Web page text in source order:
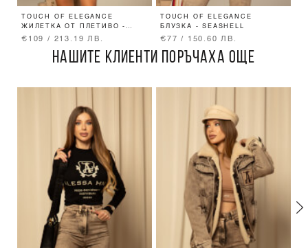
TOUCH OF ELEGANCE
ЖИЛЕТКА ОТ ПЛЕТИВО -
SEASHELL
€109 / 213.19 ЛВ.
TOUCH OF ELEGANCE
БЛУЗКА - SEASHELL
€77 / 150.60 ЛВ.
НАШИТЕ КЛИЕНТИ ПОРЪЧАХА ОЩЕ